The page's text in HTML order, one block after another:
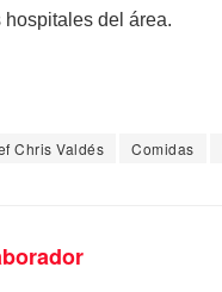
del área.
Chris Valdés Comidas